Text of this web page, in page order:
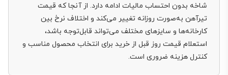
شاخه بدون احتساب مالیات ادامه دارد. از آنجا که قیمت
تیرآهن به‌صورت روزانه تغییر می‌کند و اختلاف نرخ بین
کارخانه‌ها و سایزهای مختلف می‌تواند قابل‌توجه باشد،
استعلام قیمت روز قبل از خرید برای انتخاب محصول مناسب و
کنترل هزینه ضروری است.